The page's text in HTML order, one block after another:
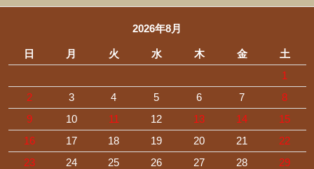
2026年8月
日 月 火 水 木 金
土
1
2
3 4 5 6 7
8
9
10 11 12 13 14
15
16
17 18 19 20 21
22
23
24 25 26 27 28
29